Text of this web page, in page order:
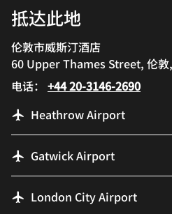
抵达此地
伦敦市威斯汀酒店
60 Upper Thames Street, 伦敦
电话： +44 20-3146-2690
Heathrow Airport
Gatwick Airport
London City Airport